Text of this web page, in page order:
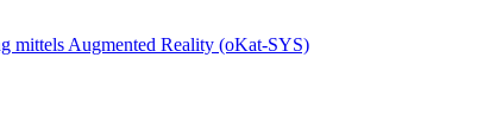
mittels Augmented Reality (oKat-SYS)